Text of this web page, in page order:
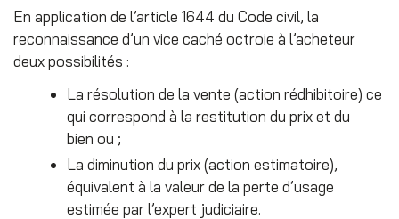
En application de l’article 1644 du Code civil, la
reconnaissance d’un vice caché octroie à l’acheteur
deux possibilités :
La résolution de la vente (action rédhibitoire) ce
qui correspond à la restitution du prix et du
bien ou ;
La diminution du prix (action estimatoire),
équivalent à la valeur de la perte d’usage
estimée par l’expert judiciaire.